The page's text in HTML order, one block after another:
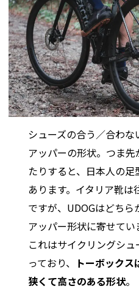
シューズの合う／合わ
アッパーの形状。つま
たりすると、日本人の
あります。イタリア靴
ですが、UDOGはどち
アッパー形状に寄せてい
これはサイクリングシ
っており、 トーボック
狭くて高さのある形状。